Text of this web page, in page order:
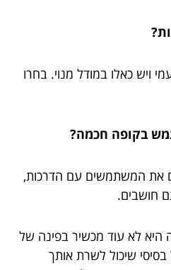
ויש כאלו במודל מנוי. בחרו
בקופה חכמה?
את המשתמשים עם הדרכות,
חושבים.
היא לא עוד מכשיר בפינה של
שיכול לשרת אותך